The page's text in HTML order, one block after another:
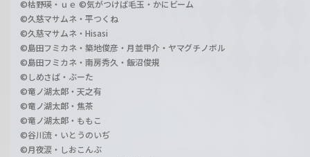
©枯野瑛・ｕｅ ©気がつけば毛玉・かにビーム
©久慈マサムネ・平つくね
©久慈マサムネ・Hisasi
©島田フミカネ・築地俊彦・月並甲介・ヤマグチノボル
©島田フミカネ・南房秀久・飯沼俊規
©しめさば・ぶーた
©竜ノ湖太郎・天之有
©竜ノ湖太郎・焦茶
©竜ノ湖太郎・ももこ
©谷川流・いとうのいぢ
©月夜涙・しおこんぶ